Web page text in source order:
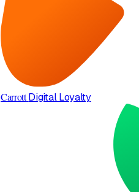
Carrott Digital Loyalty